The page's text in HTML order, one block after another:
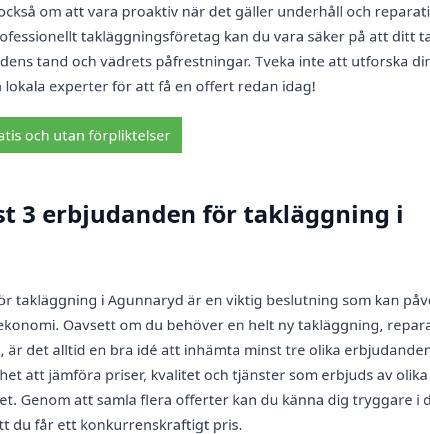
om att vara proaktiv när det gäller underhåll och
takläggningsföretag kan du vara säker på att ditt
tand och vädrets påfrestningar. Tveka inte att utforska
experter för att få en offert redan idag!
och utan förpliktelser
3 erbjudanden för takläggning i
takläggning i Agunnaryd är en viktig beslutning som kan
Oavsett om du behöver en helt ny takläggning,
är det alltid en bra idé att inhämta minst tre olika
att jämföra priser, kvalitet och tjänster som erbjuds av olika
Genom att samla flera offerter kan du känna dig tryggare i
du får ett konkurrenskraftigt pris.